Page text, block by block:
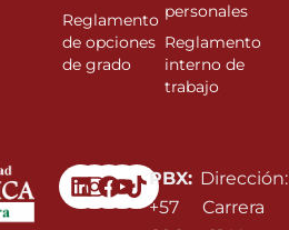
Linkedin
Instagram
Facebook
Youtube
PBX:
+57
Dirección:
Carrera
Reglamento
de opciones
de grado
personales
Reglamento
interno de
trabajo